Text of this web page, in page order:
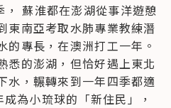
蘇淮都在澎湖從事洋遊憩
東南亞考取水肺專業教練潛
的專長，在澳洲打工一年。
悉的澎湖，但恰好遇上東北
水，輾轉來到一年四季都適
為小琉球的「新住民」，